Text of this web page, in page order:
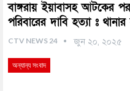
বাঙ্গরায় ইয়াবাসহ আটকের
পরিবারের দাবি হত্যা ঃ
CTV NEWS 24 জুন ২০, ২০২৫
অন্যান্য সংবাদ